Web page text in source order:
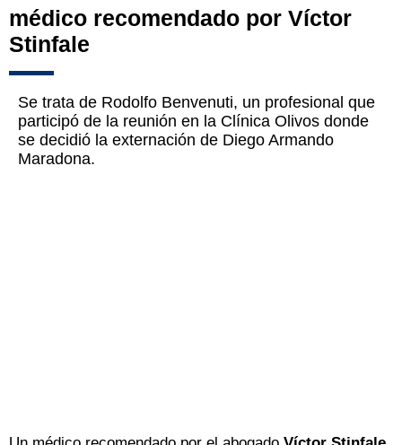
médico recomendado por Víctor
Stinfale
Se trata de Rodolfo Benvenuti, un profesional que
participó de la reunión en la Clínica Olivos donde
se decidió la externación de Diego Armando
Maradona.